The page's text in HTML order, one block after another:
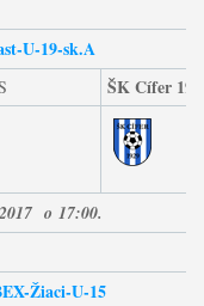
U-19-sk.A
ŠK Cífer
o 17:00.
Žiaci-U-15